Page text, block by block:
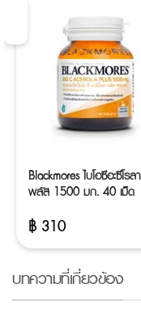
Blackmores ไบโอซีอะซีโรลา
พลัส 1500 มก. 40 เม็ด
฿ 310
บทความที่เกี่ยวข้อง